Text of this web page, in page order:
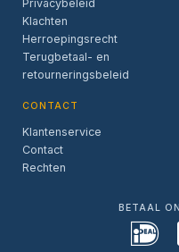
Privacybeleid
Klachten
Herroepingsrecht
Terugbetaal- en
retourneringsbeleid
CONTACT
Klantenservice
Contact
Rechten
BETAAL